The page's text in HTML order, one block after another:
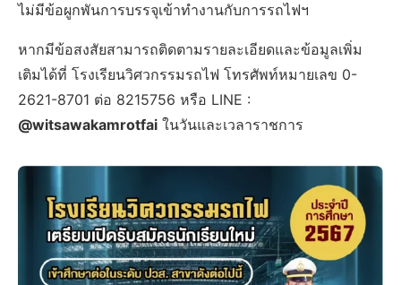
ไม่มีข้อผูกพันการบรรจุเข้าทำงานกับการรถไฟฯ
หากมีข้อสงสัยสามารถติดตามรายละเอียดและข้อมูลเพิ่ม
เติมได้ที่ โรงเรียนวิศวกรรมรถไฟ โทรศัพท์หมายเลข 0-
2621-8701 ต่อ 8215756 หรือ LINE :
@witsawakamrotfai ในวันและเวลาราชการ